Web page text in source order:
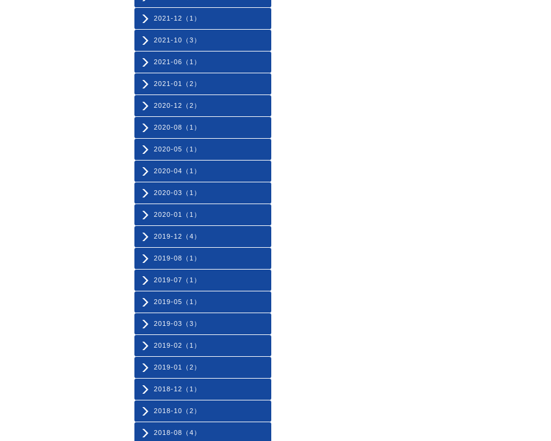
2021-12（1）
2021-10（3）
2021-06（1）
2021-01（2）
2020-12（2）
2020-08（1）
2020-05（1）
2020-04（1）
2020-03（1）
2020-01（1）
2019-12（4）
2019-08（1）
2019-07（1）
2019-05（1）
2019-03（3）
2019-02（1）
2019-01（2）
2018-12（1）
2018-10（2）
2018-08（4）